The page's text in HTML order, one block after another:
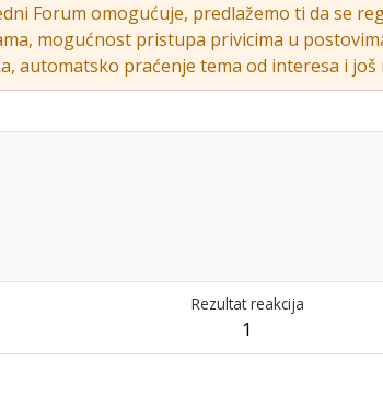
Forum omogućuje, predlažemo ti da se
mogućnost pristupa privicima u
praćenje tema od interesa i
Rezultat reakcija
1